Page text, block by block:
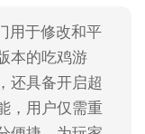
用于修改和平
本的吃鸡游
还具备开启超
，用户仅需重